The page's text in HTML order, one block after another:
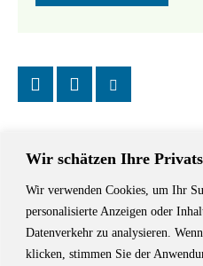
Wir schätzen Ihre
Wir verwenden Cookies, um Ihr
personalisierte Anzeigen oder
Datenverkehr zu analysieren.
klicken, stimmen Sie der
Das Schriftstellerhaus ist ein
Autoren aus Stuttgart und der
Lesungen, Tagungen und